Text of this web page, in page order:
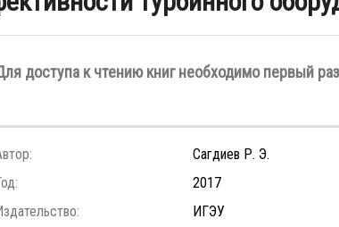
доступа к чтению книг необходимо первый
Сагдиев Р. Э.
2017
ИГЭУ